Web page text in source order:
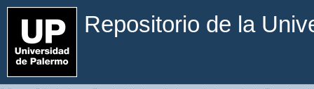
Repositorio de la
Filtrar por: Materia